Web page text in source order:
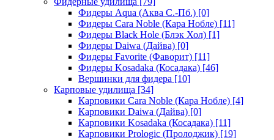
Фидеры Aqua (Аква С.-Пб.) [0]
Фидеры Cara Noble (Кара Нобле) [11]
Фидеры Black Hole (Блэк Хол) [1]
Фидеры Daiwa (Дайва) [0]
Фидеры Favorite (Фаворит) [11]
Фидеры Kosadaka (Косадака) [46]
Вершинки для фидера [10]
Карповые удилища [34]
Карповики Cara Noble (Кара Нобле) [4]
Карповики Daiwa (Дайва) [0]
Карповики Kosadaka (Косадака) [11]
Карповики Prologic (Пролоджик) [19]